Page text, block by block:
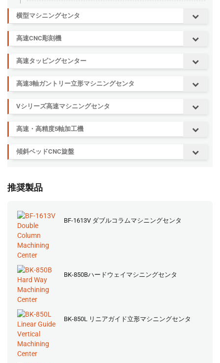
横型マシニングセンタ
高速CNC彫刻機
高速タッピングセンター
高速3軸ガントリー立形マシニングセンタ
Vシリーズ高速マシニングセンタ
高速・高精度5軸加工機
傾斜ベッドCNC旋盤
推奨製品
BF-1613V ダブルコラムマシニングセンタ
BK-850Bハードウェイマシニングセンタ
BK-850L リニアガイド立形マシニングセンタ